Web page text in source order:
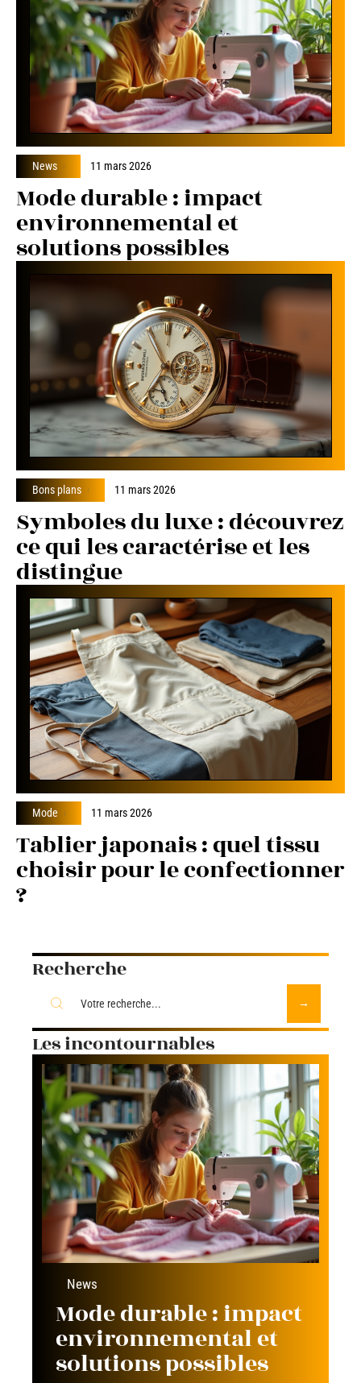
News 11 mars 2026
Mode durable : impact
environnemental et
solutions possibles
Bons plans 11 mars 2026
Symboles du luxe : découvrez
ce qui les caractérise et les
distingue
Mode 11 mars 2026
Tablier japonais : quel tissu
choisir pour le confectionner
?
Recherche
Les incontournables
News
Mode durable : impact
environnemental et
solutions possibles